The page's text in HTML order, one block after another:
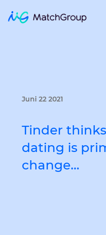
Juni 22 2021
Tinder
dating is
change…